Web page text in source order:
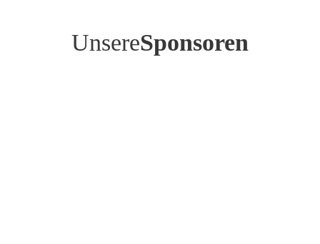
UnsereSponsoren